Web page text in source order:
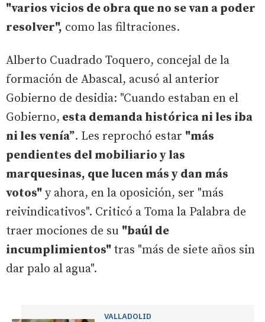
"varios vicios de obra que no se van a poder
resolver", como las filtraciones.
Alberto Cuadrado Toquero, concejal de la
formación de Abascal, acusó al anterior
Gobierno de desidia: "Cuando estaban en el
Gobierno, esta demanda histórica ni les iba
ni les venía”. Les reprochó estar "más
pendientes del mobiliario y las
marquesinas, que lucen más y dan más
votos" y ahora, en la oposición, ser "más
reivindicativos". Criticó a Toma la Palabra de
traer mociones de su "baúl de
incumplimientos" tras "más de siete años sin
dar palo al agua".
VALLADOLID